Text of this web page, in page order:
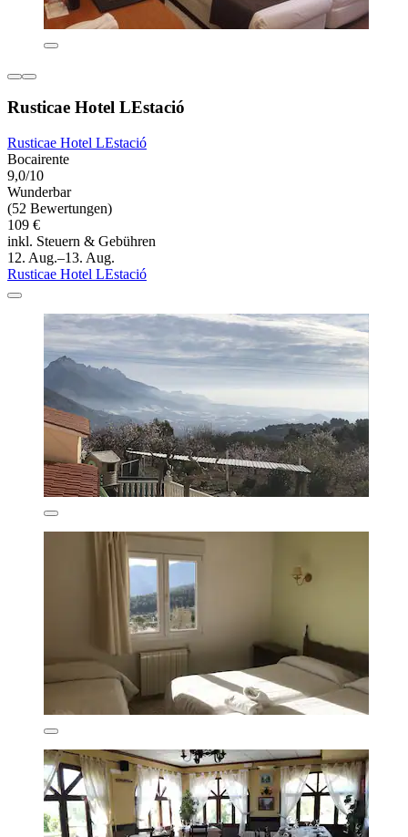
Rusticae Hotel LEstació
Rusticae Hotel LEstació
Bocairente
9,0/10
Wunderbar
(52 Bewertungen)
109 €
inkl. Steuern & Gebühren
12. Aug.–13. Aug.
Rusticae Hotel LEstació